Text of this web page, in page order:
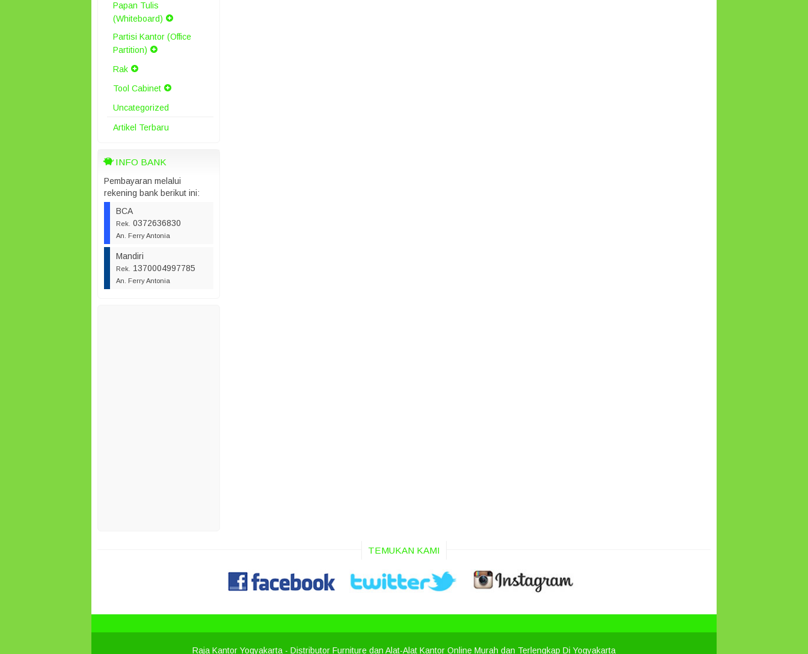
Papan Tulis
(Whiteboard)
Partisi Kantor (Office
Partition)
Rak
Tool Cabinet
Uncategorized
Artikel Terbaru
INFO BANK
Pembayaran melalui
rekening bank berikut ini:
BCA
Rek. 0372636830
An. Ferry Antonia
Mandiri
Rek. 1370004997785
An. Ferry Antonia
TEMUKAN KAMI
Raja Kantor Yogyakarta - Distributor Furniture dan Alat-Alat Kantor Online Murah dan Terlengkap Di Yogyakarta